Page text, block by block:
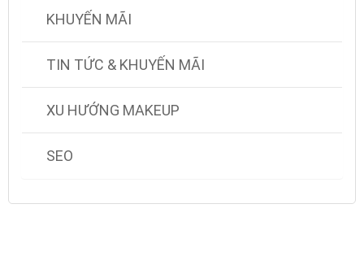
KHUYẾN MÃI
TIN TỨC & KHUYẾN MÃI
XU HƯỚNG MAKEUP
SEO